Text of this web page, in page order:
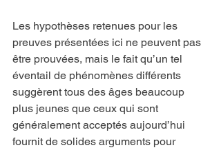
Les hypothèses retenues pour les
preuves présentées ici ne peuvent pas
être prouvées, mais le fait qu’un tel
éventail de phénomènes différents
suggèrent tous des âges beaucoup
plus jeunes que ceux qui sont
généralement acceptés aujourd’hui
fournit de solides arguments pour